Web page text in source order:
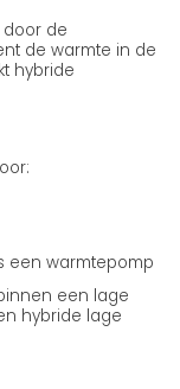
de
de warmte in de
hybride
een warmtepomp
een lage
hybride lage